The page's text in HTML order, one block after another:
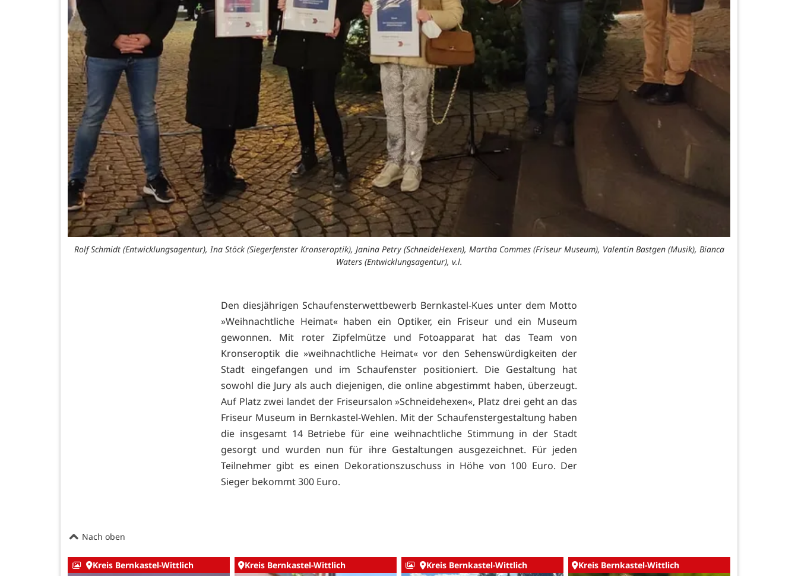
Rolf Schmidt (Entwicklungsagentur), Ina Stöck (Siegerfenster Kronseroptik), Janina Petry (SchneideHexen), Martha Commes (Friseur Museum), Valentin Bastgen (Musik), Bianca
Waters (Entwicklungsagentur), v.l.
Den diesjährigen Schaufensterwettbewerb Bernkastel-Kues unter dem Motto
»Weihnachtliche Heimat« haben ein Optiker, ein Friseur und ein Museum
gewonnen. Mit roter Zipfelmütze und Fotoapparat hat das Team von
Kronseroptik die »weihnachtliche Heimat« vor den Sehenswürdigkeiten der
Stadt eingefangen und im Schaufenster positioniert. Die Gestaltung hat
sowohl die Jury als auch diejenigen, die online abgestimmt haben, überzeugt.
Auf Platz zwei landet der Friseursalon »Schneidehexen«, Platz drei geht an das
Friseur Museum in Bernkastel-Wehlen. Mit der Schaufenstergestaltung haben
die insgesamt 14 Betriebe für eine weihnachtliche Stimmung in der Stadt
gesorgt und wurden nun für ihre Gestaltungen ausgezeichnet. Für jeden
Teilnehmer gibt es einen Dekorationszuschuss in Höhe von 100 Euro. Der
Sieger bekommt 300 Euro.
Nach oben
Kreis Bernkastel-Wittlich Kreis Bernkastel-Wittlich Kreis Bernkastel-Wittlich Kreis Bernkastel-Wittlich